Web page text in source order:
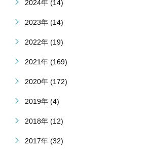
2024年 (14)
2023年 (14)
2022年 (19)
2021年 (169)
2020年 (172)
2019年 (4)
2018年 (12)
2017年 (32)